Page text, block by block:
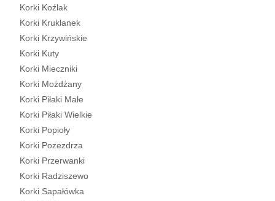
Korki Koźlak
Korki Kruklanek
Korki Krzywińskie
Korki Kuty
Korki Mieczniki
Korki Możdżany
Korki Piłaki Małe
Korki Piłaki Wielkie
Korki Popioły
Korki Pozezdrza
Korki Przerwanki
Korki Radziszewo
Korki Sapałówka